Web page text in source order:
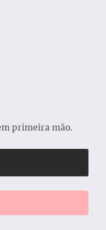
primeira mão.